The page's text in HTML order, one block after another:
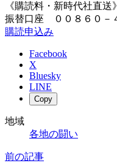
《購読料・新時代社直送》
振替口座 ００８６０－
購読申込み
Facebook
X
Bluesky
LINE
Copy
地域
各地の闘い
前の記事